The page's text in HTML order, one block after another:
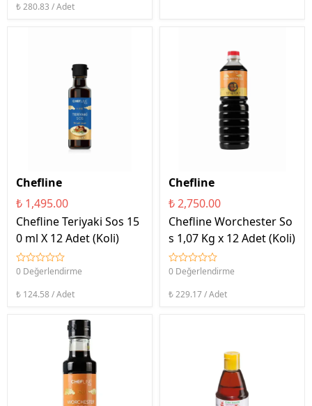
₺ 280.83 / Adet
Chefline
₺ 1,495.00
Chefline Teriyaki Sos 15
0 ml X 12 Adet (Koli)
0 Değerlendirme
₺ 124.58 / Adet
Chefline
₺ 2,750.00
Chefline Worchester So
s 1,07 Kg x 12 Adet (Koli)
0 Değerlendirme
₺ 229.17 / Adet